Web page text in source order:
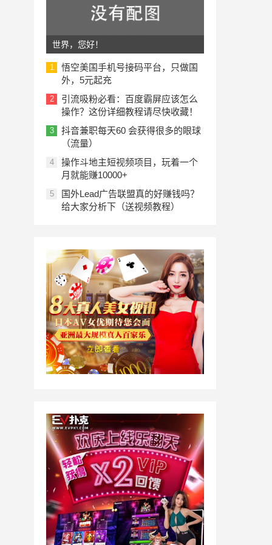
世界，您好！
1
悟空美国手机号接码平台，只做国
外，5元起充
2
引流吸粉必看：百度霸屏应该怎么
操作？这份详细教程请尽快收藏！
3
抖音兼职每天60 会获得很多的眼球
（流量）
4
操作斗地主短视频项目，玩着一个
月就能赚10000+
5
国外Lead广告联盟真的好赚钱吗？
给大家分析下（送视频教程）